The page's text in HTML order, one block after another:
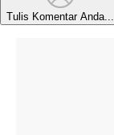
Tulis Komentar Anda...